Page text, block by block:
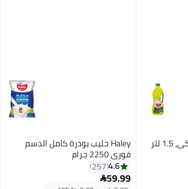
Haley حليب بودرة كامل الدسم
فوري 2250 جرام
4.6
257
59.99